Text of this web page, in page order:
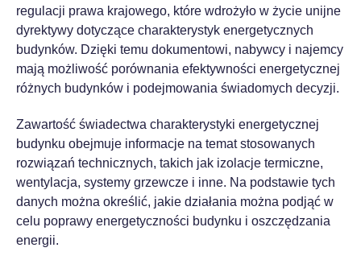
regulacji prawa krajowego, które wdrożyło w życie unijne
dyrektywy dotyczące charakterystyk energetycznych
budynków. Dzięki temu dokumentowi, nabywcy i najemcy
mają możliwość porównania efektywności energetycznej
różnych budynków i podejmowania świadomych decyzji.
Zawartość świadectwa charakterystyki energetycznej
budynku obejmuje informacje na temat stosowanych
rozwiązań technicznych, takich jak izolacje termiczne,
wentylacja, systemy grzewcze i inne. Na podstawie tych
danych można określić, jakie działania można podjąć w
celu poprawy energetyczności budynku i oszczędzania
energii.